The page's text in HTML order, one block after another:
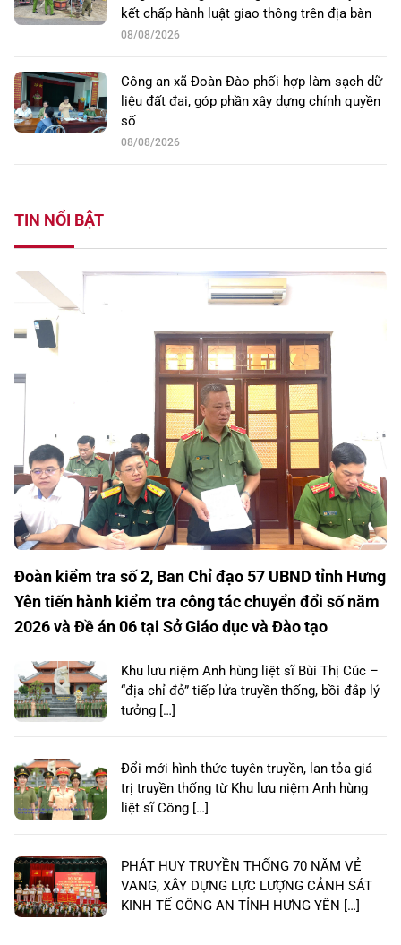
kết chấp hành luật giao thông trên địa bàn
08/08/2026
Công an xã Đoàn Đào phối hợp làm sạch dữ
liệu đất đai, góp phần xây dựng chính quyền
số
08/08/2026
TIN NỔI BẬT
Đoàn kiểm tra số 2, Ban Chỉ đạo 57 UBND tỉnh Hưng
Yên tiến hành kiểm tra công tác chuyển đổi số năm
2026 và Đề án 06 tại Sở Giáo dục và Đào tạo
Khu lưu niệm Anh hùng liệt sĩ Bùi Thị Cúc –
“địa chỉ đỏ” tiếp lửa truyền thống, bồi đắp lý
tưởng […]
Đổi mới hình thức tuyên truyền, lan tỏa giá
trị truyền thống từ Khu lưu niệm Anh hùng
liệt sĩ Công […]
PHÁT HUY TRUYỀN THỐNG 70 NĂM VẺ
VANG, XÂY DỰNG LỰC LƯỢNG CẢNH SÁT
KINH TẾ CÔNG AN TỈNH HƯNG YÊN […]